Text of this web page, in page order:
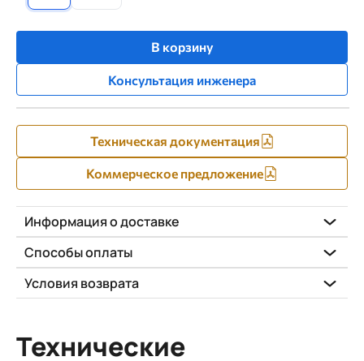
В корзину
Консультация инженера
Техническая документация
Коммерческое предложение
Информация о доставке
Способы оплаты
Условия возврата
Технические